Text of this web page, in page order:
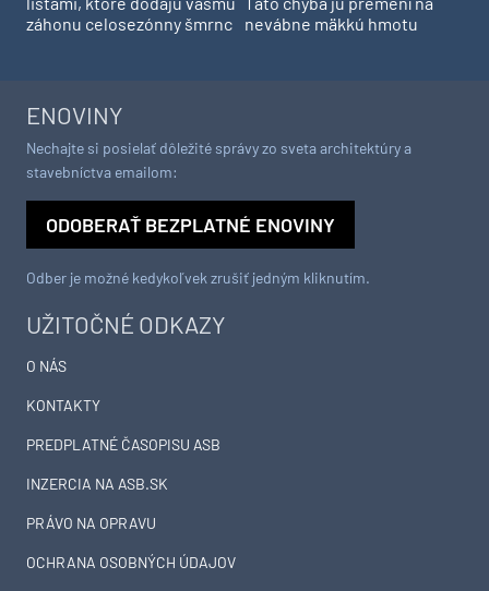
záhonu celosezónny šmrnc
nevábne mäkkú hmotu
UŽITOČNÉ ODKAZY
O NÁS
KONTAKTY
PREDPLATNÉ ČASOPISU ASB
INZERCIA NA ASB.SK
PRÁVO NA OPRAVU
OCHRANA OSOBNÝCH ÚDAJOV
ENOVINY
Nechajte si posielať dôležité správy zo sveta architektúry a
stavebníctva emailom:
ODOBERAŤ BEZPLATNÉ ENOVINY
Odber je možné kedykoľvek zrušiť jedným kliknutím.